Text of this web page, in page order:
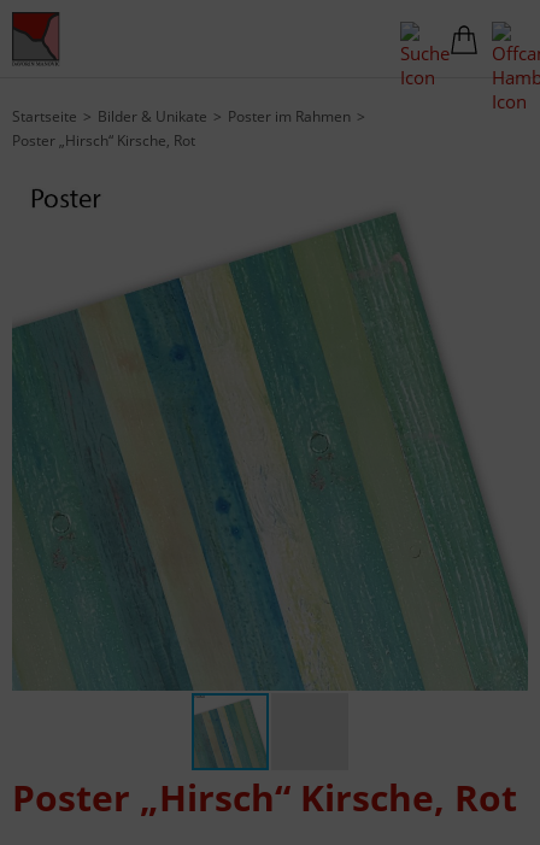
Startseite Bilder & Unikate
Poster im Rahmen
Poster „Hirsch“ Kirsche, Rot
Poster „Hirsch“ Kirsche, Rot